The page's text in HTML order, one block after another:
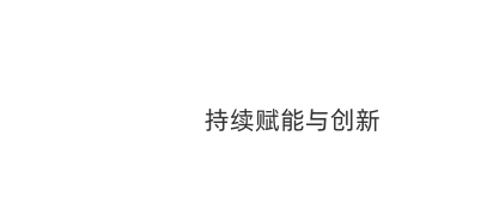
持续赋能与创新